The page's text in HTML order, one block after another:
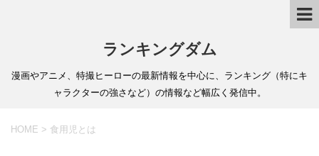
ランキングダム
漫画やアニメ、特撮ヒーローの最新情報を中心に、ランキング（特にキ
ャラクターの強さなど）の情報など幅広く発信中。
HOME > 食用児とは